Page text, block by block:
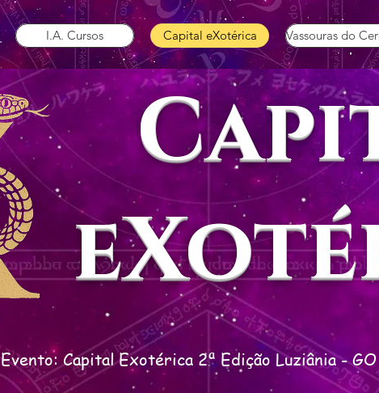
I.A. Cursos Capital eXotérica Vassouras do
Evento: Capital Exotérica 2ª Edição Luziânia -